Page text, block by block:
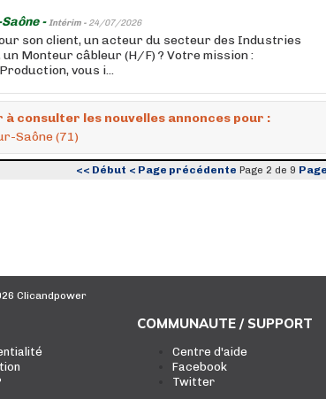
-Intérim - 24/07/2026
son client, un acteur du secteur des Industries
Monteur câbleur (H/F) ? Votre mission :
vous i...
à consulter les nouvelles annonces pour :
Saône (71)
<< Début < Page précédente Page 2 de 9
Clicandpower
COMMUNAUTE / SUPPORT
Centre d'aide
Facebook
Twitter